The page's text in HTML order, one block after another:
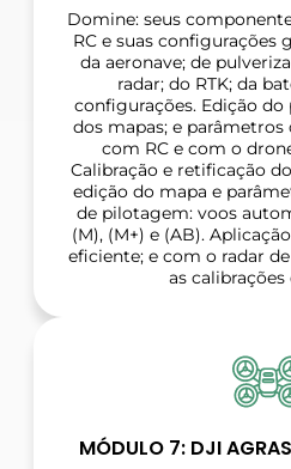
Domine: seus
RC e suas configurações
da aeronave; de
radar; do RTK; da
configurações. Edição do
dos mapas; e
com RC e com o
Calibração e retificação
edição do mapa e
de pilotagem: voos
(M), (M+) e (AB).
eficiente; e com o radar
as calibrações
MÓDULO 7: DJI